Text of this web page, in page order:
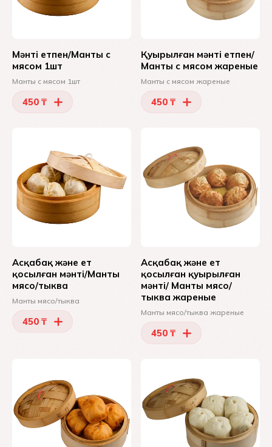
Мәнті етпен/Манты с
мясом 1шт
Манты с мясом 1шт
450 ₸
Қуырылған мәнті етпен/
Манты с мясом жареные
Манты с мясом жареные
450 ₸
Асқабақ және ет
қосылған мәнті/Манты
мясо/тыква
Манты мясо/тыква
450 ₸
Асқабақ және ет
қосылған қуырылған
мәнті/ Манты мясо/
тыква жареные
Манты мясо/тыква жареные
450 ₸